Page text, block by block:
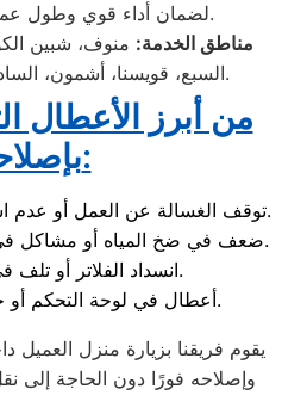
لضمان أداء قوي وطول عمر للجهاز بعد الإصلاح.
مناطق الخدمة: منوف، شبين
السبع، قويسنا، أشمون، السادات، محافظة المنوفية.
من أبرز الأعطال
:
توقف الغسالة عن العمل أو عدم استكمال دورة الغسيل.
ضعف في ضخ المياه أو مشاكل في الرشاشات الداخلية.
انسداد الفلاتر أو تلف في السخان.
أعطال في لوحة التحكم أو حساس الحرارة.
يقوم فريقنا بزيارة منزل
وإصلاحه فورًا دون الحاجة إلى